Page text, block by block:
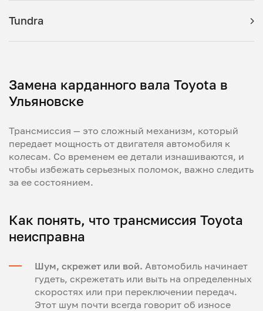
Tundra
Замена карданного вала Toyota в
Ульяновске
Трансмиссия — это сложный механизм, который
передает мощность от двигателя автомобиля к
колесам. Со временем ее детали изнашиваются, и
чтобы избежать серьезных поломок, важно следить
за ее состоянием.
Как понять, что трансмиссия Toyota
неисправна
Шум, скрежет или вой. Автомобиль начинает
гудеть, скрежетать или выть на определенных
скоростях или при переключении передач.
Этот шум почти всегда говорит об износе